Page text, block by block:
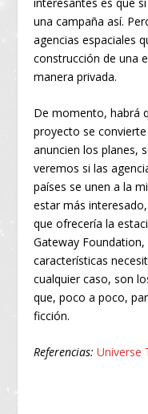
una campaña así.
agencias espaciales
construcción de una
manera privada.
De momento, habrá
proyecto se
anuncien los planes,
veremos si las
países se unen a la
estar más
que ofrecería la
Gateway
características
cualquier caso, son
que, poco a poco,
ficción.
Referencias: Universe